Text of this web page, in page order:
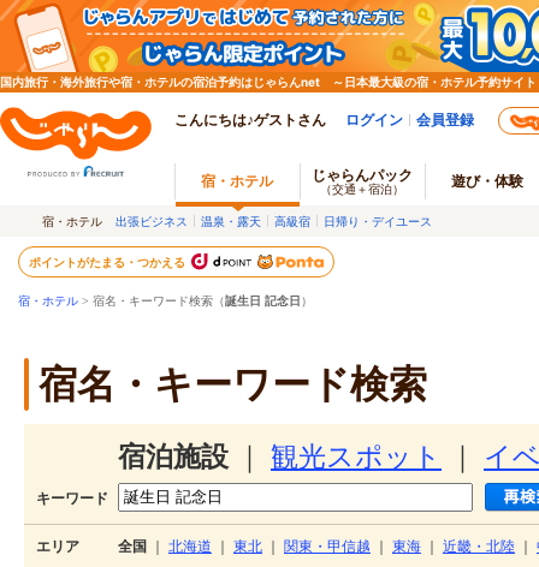
国内旅行・海外旅行や宿・ホテルの宿泊予約はじゃらんnet ～日本最大級の宿・ホテル予約サイト
こんにちは♪ゲストさん ログイン 会員登録
宿・ホテル じゃらんパック
（交通＋宿泊） 遊び・体験
宿・ホテル 出張ビジネス 温泉・露天 高級宿 日帰り・デイユース
ポイントがたまる・つかえる
宿・ホテル > 宿名・キーワード検索（誕生日 記念日 ）
宿名・キーワード検索
宿泊施設 観光スポット イ
キーワード
エリア 全国 北海道 東北 関東・甲信越 東海 近畿・北陸